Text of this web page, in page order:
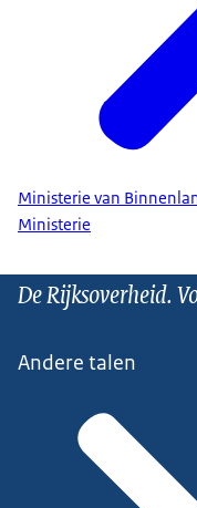
Ministerie van
Ministerie
De Rijksoverheid.
Andere talen